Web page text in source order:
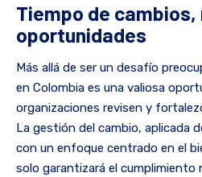
Tiempo de
oportunidades
Más allá de ser un desafío
en Colombia es una valiosa
organizaciones revisen y
La gestión del cambio, aplicada
con un enfoque centrado en el
solo garantizará el cumplimiento